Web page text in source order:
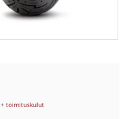
+toimituskulut